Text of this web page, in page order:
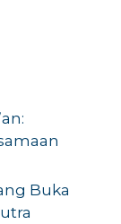
Buka